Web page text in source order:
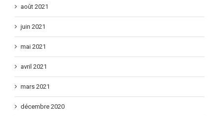
août 2021
juin 2021
mai 2021
avril 2021
mars 2021
décembre 2020